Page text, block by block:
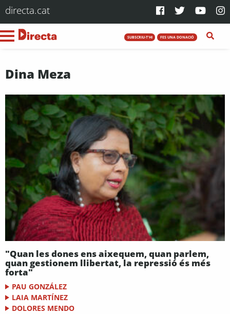
directa.cat
SUBSCRIU-T'HI FES UNA DONACIÓ
Dina Meza
"Quan les dones ens aixequem, quan parlem,
quan gestionem llibertat, la repressió és més
forta"
PAU GONZÁLEZ
LAIA MARTÍNEZ
DOLORES MENDO